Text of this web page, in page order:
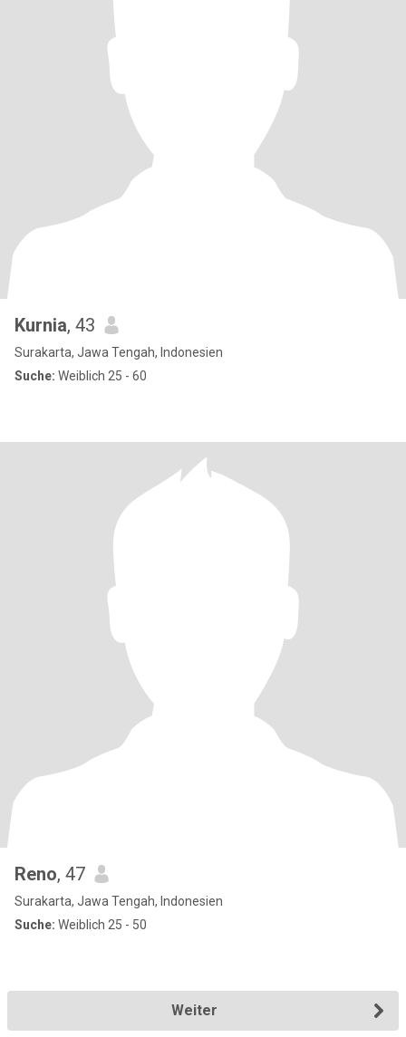
Kurnia, 43
Surakarta, Jawa Tengah, Indonesien
Suche: Weiblich 25 - 60
Reno, 47
Surakarta, Jawa Tengah, Indonesien
Suche: Weiblich 25 - 50
Weiter